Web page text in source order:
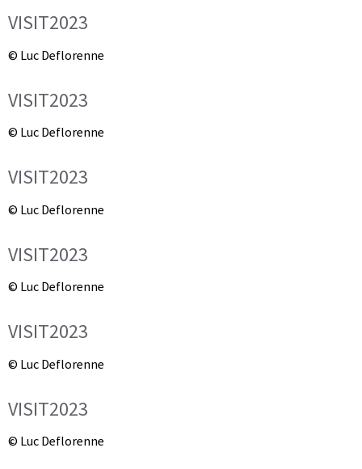
VISIT2023
© Luc Deflorenne
VISIT2023
© Luc Deflorenne
VISIT2023
© Luc Deflorenne
VISIT2023
© Luc Deflorenne
VISIT2023
© Luc Deflorenne
VISIT2023
© Luc Deflorenne